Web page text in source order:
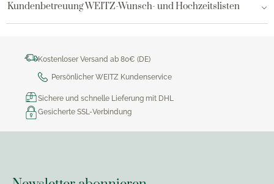
Kundenbetreuung WEITZ-Wunsch- und Hochzeitslisten
Kostenloser Versand ab 80€ (DE)
Persönlicher WEITZ Kundenservice
Sichere und schnelle Lieferung mit DHL
Gesicherte SSL-Verbindung